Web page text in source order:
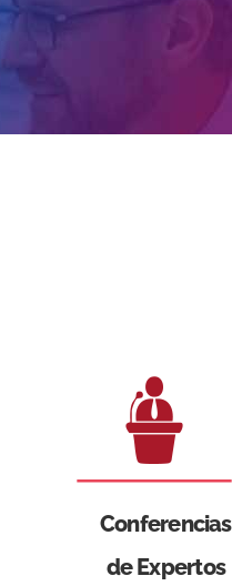
Conferencias
de Expertos